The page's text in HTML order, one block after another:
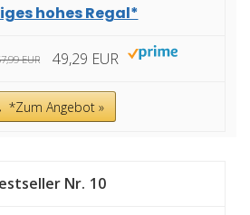
hohes Regal*
EUR 49,29 EUR
*Zum Angebot »
10